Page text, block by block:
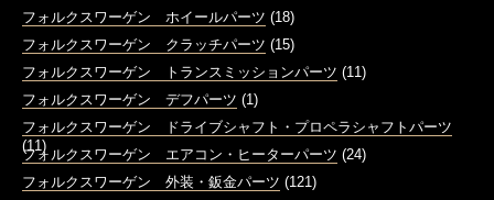
フォルクスワーゲン ホイールパーツ (18)
フォルクスワーゲン クラッチパーツ (15)
フォルクスワーゲン トランスミッションパーツ (11)
フォルクスワーゲン デフパーツ (1)
フォルクスワーゲン ドライブシャフト・プロペラシャフトパーツ
(11)
フォルクスワーゲン エアコン・ヒーターパーツ (24)
フォルクスワーゲン 外装・鈑金パーツ (121)